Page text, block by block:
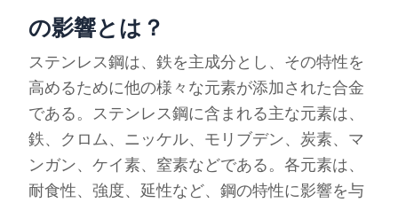
の影響とは？
ステンレス鋼は、鉄を主成分とし、その特性を
高めるために他の様々な元素が添加された合金
である。ステンレス鋼に含まれる主な元素は、
鉄、クロム、ニッケル、モリブデン、炭素、マ
ンガン、ケイ素、窒素などである。各元素は、
耐食性、強度、延性など、鋼の特性に影響を与